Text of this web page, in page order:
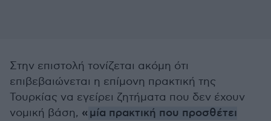
Στην επιστολή τονίζεται ακόμη ότι
επιβεβαιώνεται η επίμονη πρακτική της
Τουρκίας να εγείρει ζητήματα που δεν έχουν
νομική βάση, «μία πρακτική που προσθέτει